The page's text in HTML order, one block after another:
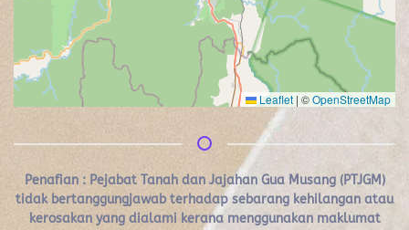
Leaflet | ©OpenStreetMap
Penafian : Pejabat Tanah dan Jajahan Gua Musang (PTJGM)
tidak bertanggungjawab terhadap sebarang kehilangan atau
kerosakan yang dialami kerana menggunakan maklumat